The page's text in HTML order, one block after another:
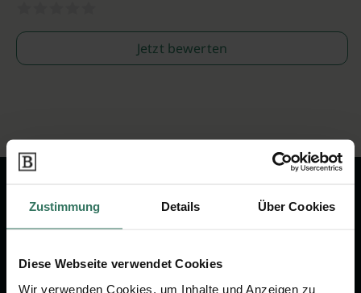
Zustimmung Details Über Cookies
Diese Webseite verwendet Cookies
Wir verwenden Cookies, um Inhalte und Anzeigen zu
Jetzt bewerten
Wir sind Ihr Ansprechpartner rund
um das Thema Bestattung &